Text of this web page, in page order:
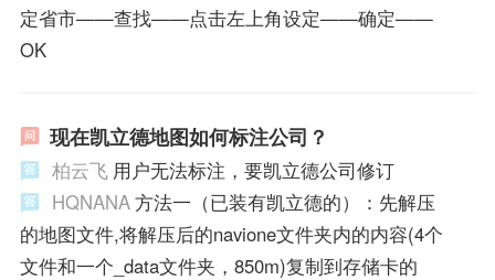
定省市——查找——点击左上角设定——确定——
OK
现在凯立德地图如何标注公司？
柏云飞 用户无法标注，要凯立德公司修订
HQNANA方法一（已装有凯立德的）：先解压
的地图文件,将解压后的navione文件夹内的内容(4个
文件和一个_data文件夹，850m)复制到存储卡的